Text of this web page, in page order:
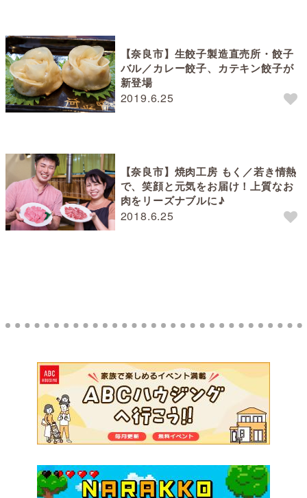
2019.6.25
【奈良市】生餃子製造直売所・餃子
バル／カレー餃子、カテキン餃子が
新登場
2018.6.25
【奈良市】焼肉工房 もく／若き情熱
で、笑顔と元気をお届け！上質なお
肉をリーズナブルに♪